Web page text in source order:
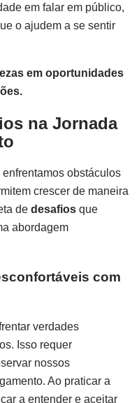
em falar em público,
o ajudem a se sentir
em oportunidades
na Jornada
obstáculos
crescer de maneira
de desafios que
abordagem
com
verdades
Isso requer
nossos
Ao praticar a
a entender e aceitar